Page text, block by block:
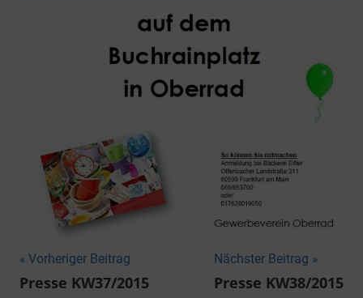
Beitragsnavigation
Vorheriger Beitrag
Presse KW37/2015
Nächster Beitrag
Presse KW38/2015